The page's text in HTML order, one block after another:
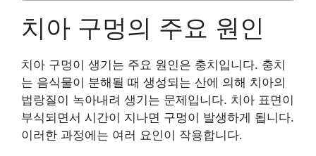
치아 구멍의 주요 원인
치아 구멍이 생기는 주요 원인은 충치입니다. 충치
는 음식물이 분해될 때 생성되는 산에 의해 치아의
법랑질이 녹아내려 생기는 문제입니다. 치아 표면이
부식되면서 시간이 지나면 구멍이 발생하게 됩니다.
이러한 과정에는 여러 요인이 작용합니다.